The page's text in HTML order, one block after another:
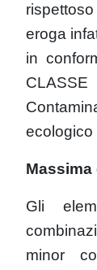
eroga
in
ecologico
Gli
minor